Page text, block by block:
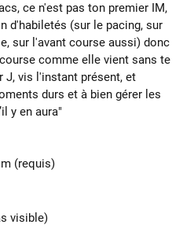
ce n'est pas ton premier IM,
d'habiletés (sur le pacing, sur
sur l'avant course aussi) donc
comme elle vient sans te
J, vis l'instant présent, et
durs et à bien gérer les
y en aura"
(requis)
visible)